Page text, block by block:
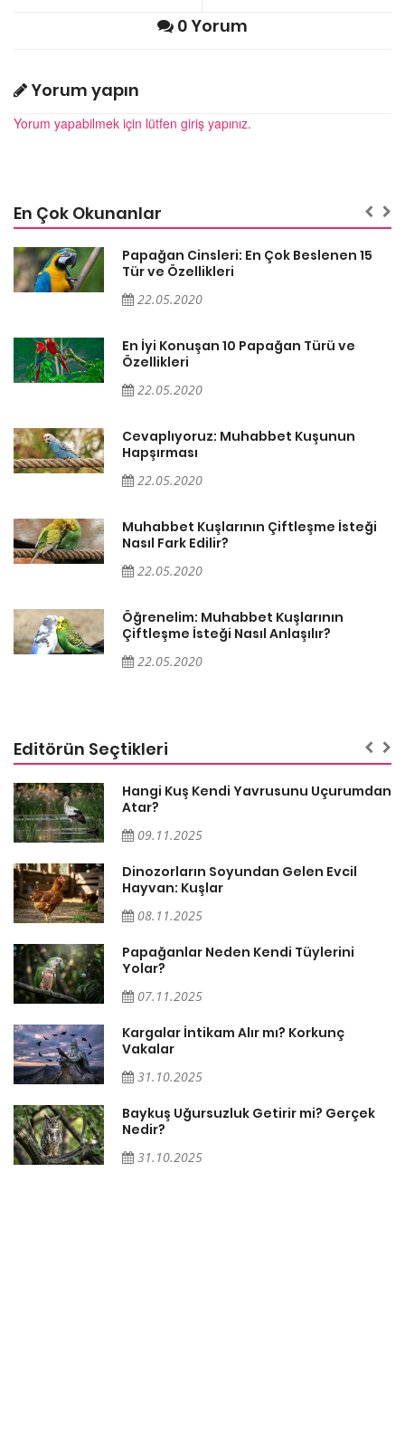
0 Yorum
Yorum yapın
Yorum yapabilmek için lütfen giriş yapınız.
En Çok Okunanlar
Papağan Cinsleri: En Çok Beslenen 15
Tür ve Özellikleri
22.05.2020
En İyi Konuşan 10 Papağan Türü ve
Özellikleri
22.05.2020
Cevaplıyoruz: Muhabbet Kuşunun
Hapşırması
22.05.2020
Muhabbet Kuşlarının Çiftleşme İsteği
Nasıl Fark Edilir?
22.05.2020
Öğrenelim: Muhabbet Kuşlarının
Çiftleşme İsteği Nasıl Anlaşılır?
22.05.2020
Editörün Seçtikleri
Hangi Kuş Kendi Yavrusunu Uçurumdan
Atar?
09.11.2025
Dinozorların Soyundan Gelen Evcil
Hayvan: Kuşlar
08.11.2025
Papağanlar Neden Kendi Tüylerini
Yolar?
07.11.2025
Kargalar İntikam Alır mı? Korkunç
Vakalar
31.10.2025
Baykuş Uğursuzluk Getirir mi? Gerçek
Nedir?
31.10.2025